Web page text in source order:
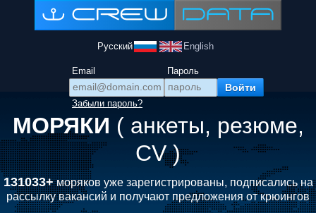
Русский English
Email Пароль
Забыли пароль?
МОРЯКИ ( анкеты, резюме,
CV )
131033+моряков уже зарегистрированы, подписались на
рассылку вакансий и получают предложения от крюингов